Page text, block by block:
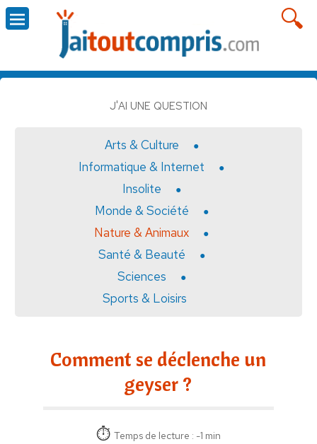
J'AI UNE QUESTION
Arts & Culture
Informatique & Internet
Insolite
Monde & Société
Nature & Animaux
Santé & Beauté
Sciences
Sports & Loisirs
Comment se déclenche un
geyser ?
Temps de lecture : -1 min